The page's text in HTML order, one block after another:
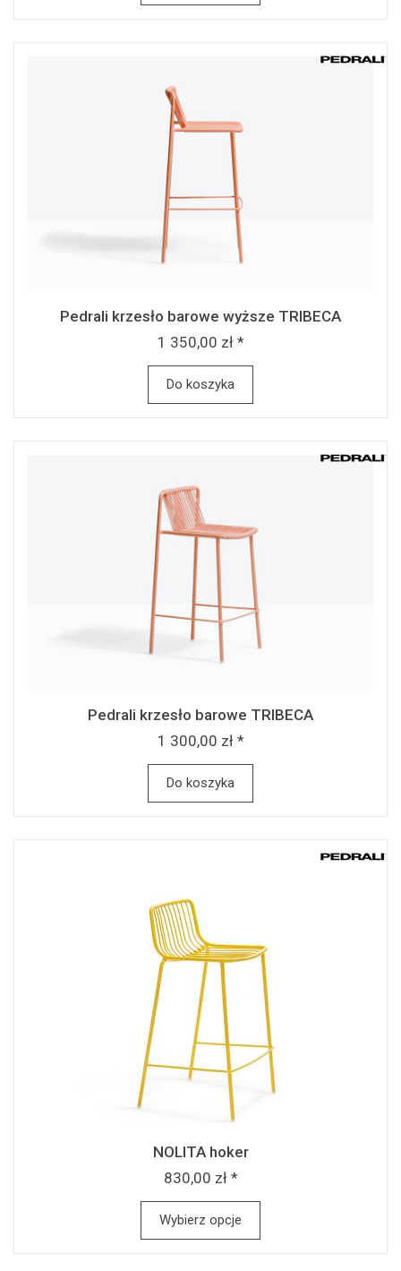
Pedrali krzesło barowe wyższe TRIBECA
1 350,00 zł *
Do koszyka
Pedrali krzesło barowe TRIBECA
1 300,00 zł *
Do koszyka
NOLITA hoker
830,00 zł *
Wybierz opcje